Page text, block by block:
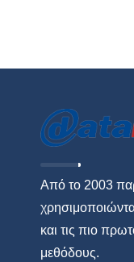
Από το 2003
και τις πιο
μεθόδους.